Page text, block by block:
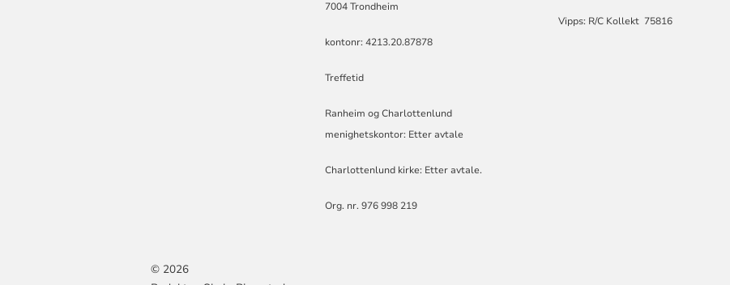
7004 Trondheim
kontonr: 4213.20.87878
Treffetid
Ranheim og Charlottenlund
menighetskontor: Etter avtale
Charlottenlund kirke: Etter avtale.
Org. nr. 976 998 219
Vipps: R/C Kollekt 75816
© 2026